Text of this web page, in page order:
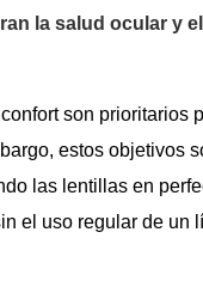
la salud ocular y
son prioritarios
estos objetivos
las lentillas en
el uso regular de un